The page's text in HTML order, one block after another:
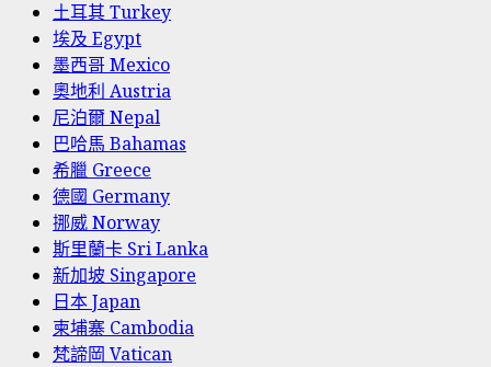
土耳其 Turkey
埃及 Egypt
墨西哥 Mexico
奧地利 Austria
尼泊爾 Nepal
巴哈馬 Bahamas
希臘 Greece
德國 Germany
挪威 Norway
斯里蘭卡 Sri Lanka
新加坡 Singapore
日本 Japan
柬埔寨 Cambodia
梵諦岡 Vatican